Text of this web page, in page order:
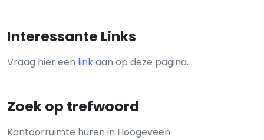
Interessante Links
Vraag hier een linkaan op deze pagina.
Zoek op trefwoord
Kantoorruimte huren in Hoogeveen